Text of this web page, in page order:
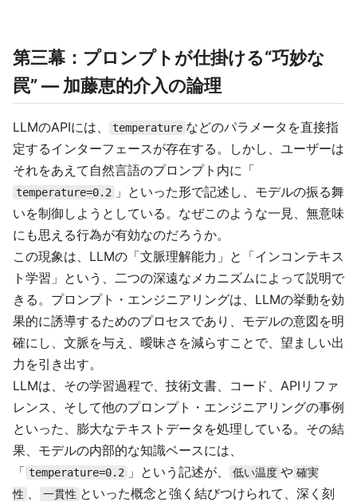
第三幕：プロンプトが仕掛ける“巧妙な
罠” ― 加藤恵的介入の論理
LLMのAPIには、 temperature などのパラメータを直接指
定するインターフェースが存在する。しかし、ユーザーは
それをあえて自然言語のプロンプト内に「
temperature=0.2
」といった形で記述し、モデルの振る舞
いを制御しようとしている。なぜこのような一見、無意味
にも思える行為が有効なのだろうか。
この現象は、LLMの「文脈理解能力」と「インコンテキス
ト学習」という、二つの深遠なメカニズムによって説明で
きる。プロンプト・エンジニアリングは、LLMの挙動を効
果的に誘導するためのプロセスであり、モデルの意図を明
確にし、文脈を与え、曖昧さを減らすことで、望ましい出
力を引き出す。
LLMは、その学習過程で、技術文書、コード、APIリファ
レンス、そして他のプロンプト・エンジニアリングの事例
といった、膨大なテキストデータを処理している。その結
果、モデルの内部的な知識ベースには、
「 temperature=0.2 」という記述が、 低い温度 や 確実
性 、 一貫性 といった概念と強く結びつけられて、深く刻